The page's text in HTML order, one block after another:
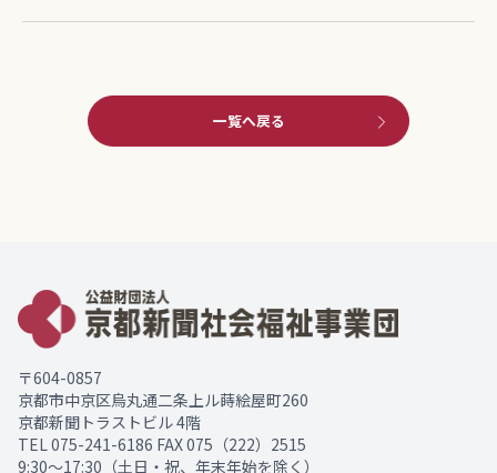
一覧へ戻る
〒604-0857
京都市中京区烏丸通二条上ル蒔絵屋町260
京都新聞トラストビル 4階
TEL 075-241-6186 FAX 075（222）2515
9:30～17:30（土日・祝、年末年始を除く）